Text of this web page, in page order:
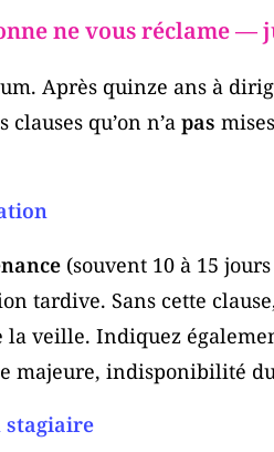
ne vous réclame —
Après quinze ans à
qu’on n’a pas
(souvent 10 à 15
tardive. Sans cette
veille. Indiquez
majeure, indisponibilité
stagiaire